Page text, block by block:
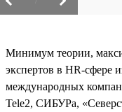
Минимум теории,
экспертов в HR-сфере
международных
Tele2, СИБУРа,